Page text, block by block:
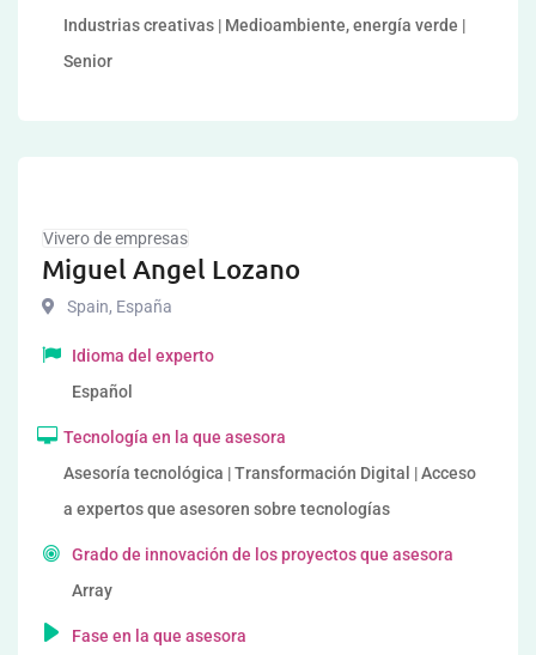
Industrias creativas | Medioambiente, energía verde |
Senior
Vivero de empresas
Miguel Angel Lozano
Spain, España
Idioma del experto
Español
Tecnología en la que asesora
Asesoría tecnológica | Transformación Digital | Acceso
a expertos que asesoren sobre tecnologías
Grado de innovación de los proyectos que asesora
Array
Fase en la que asesora